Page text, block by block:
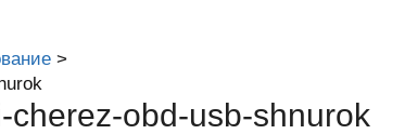
obd-usb-shnurok